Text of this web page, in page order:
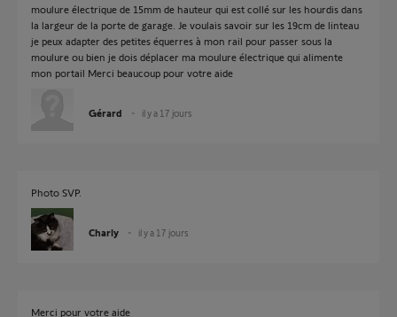
moulure électrique de 15mm de hauteur qui est collé sur les hourdis dans
la largeur de la porte de garage. Je voulais savoir sur les 19cm de linteau
je peux adapter des petites équerres à mon rail pour passer sous la
moulure ou bien je dois déplacer ma moulure électrique qui alimente
mon portail Merci beaucoup pour votre aide
Gérard il y a 17 jours
Photo SVP.
Charly il y a 17 jours
Merci pour votre aide